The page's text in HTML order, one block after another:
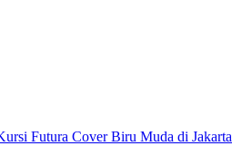
Futura Cover Biru Muda di Jakarta